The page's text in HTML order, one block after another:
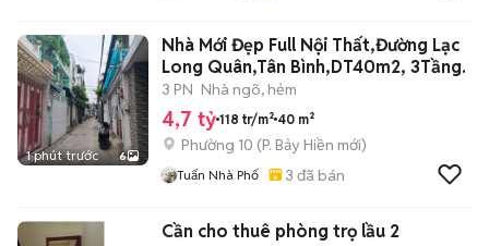
1 phút trước 6
Nhà Mới Đẹp Full Nội Thất,Đường Lạc
Long Quân,Tân Bình,DT40m2, 3Tầng.
3 PN Nhà ngõ, hẻm
4,7 tỷ 118 tr/m² 40 m²
Phường 10 (P. Bảy Hiền mới)
Tuấn Nhà Phố 3 đã bán
Cần cho thuê phòng trọ lầu 2